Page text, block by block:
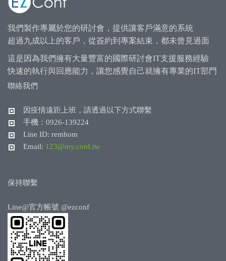
我們製作專屬於您的研討會，提供讓客戶滿意的系統
超過九成以上的客戶，從簽約到專案結束，都未曾見過面
這是因為我們擁有大量豐富的國際研討會IT支援服務經驗
快速的執行與回應能力，讓您感覺自己就擁有專業的IT部門
聯絡我們
因疫情遠距上班，請透過以下方式聯繫
手機：0926-139224
Line ID: remhom
Email: 123@my.conf.tw
保持聯繫
Line@官方帳號 @ezconf